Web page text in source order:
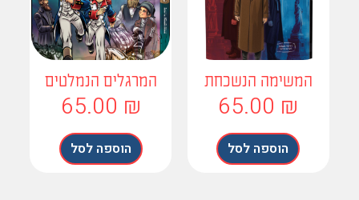
המשימה הנשכחת
65.00
הוספה לסל
המרגלים הנמלטים
65.00
הוספה לסל